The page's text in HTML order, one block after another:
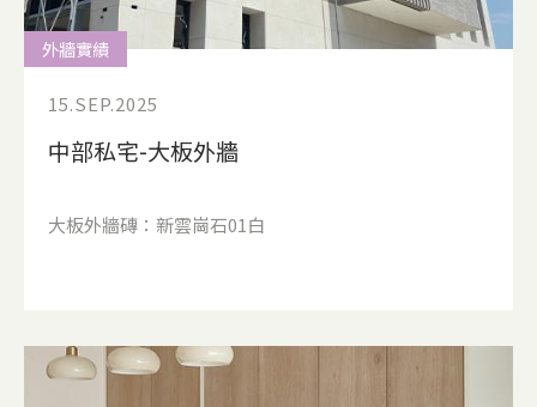
外牆實績
15.SEP.2025
中部私宅-大板外牆
大板外牆磚：新雲崗石01白